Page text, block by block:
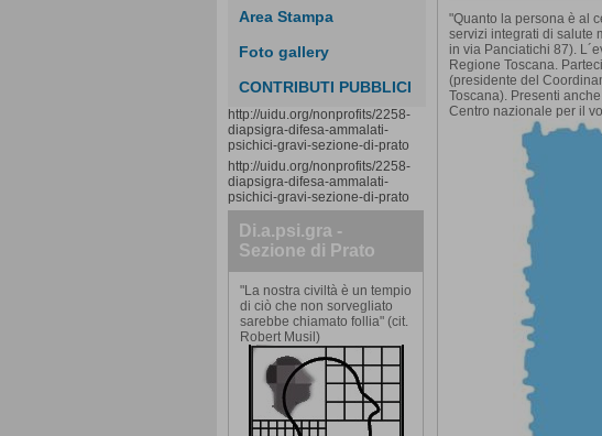
Area Stampa
Foto gallery
CONTRIBUTI PUBBLICI
http://uidu.org/nonprofits/2258-
diapsigra-difesa-ammalati-
psichici-gravi-sezione-di-prato
http://uidu.org/nonprofits/2258-
diapsigra-difesa-ammalati-
psichici-gravi-sezione-di-prato
Di.a.psi.gra -
Sezione di Prato
"La nostra civiltà è un tempio
di ciò che non sorvegliato
sarebbe chiamato follia" (cit.
Robert Musil)
"Quanto la persona è al
servizi integrati di salute
in via Panciatichi 87).
Regione Toscana.
(presidente del
Toscana). Presenti
Centro nazionale per il